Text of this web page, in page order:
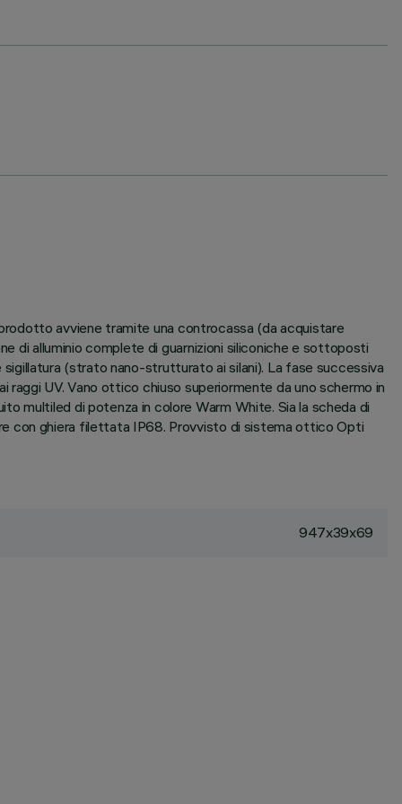
avviene tramite una controcassa (da acquistare
di alluminio complete di guarnizioni siliconiche e sottoposti
(strato nano-strutturato ai silani). La fase successiva
raggi UV. Vano ottico chiuso superiormente da uno schermo in
multiled di potenza in colore Warm White. Sia la scheda di
con ghiera filettata IP68. Provvisto di sistema ottico Opti
947x39x69